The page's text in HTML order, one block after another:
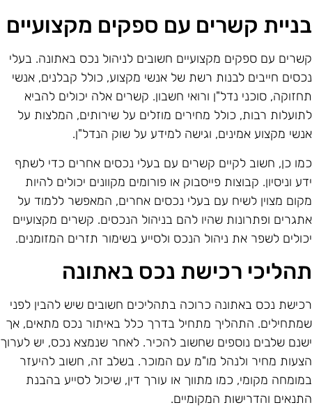
קשרים עם ספקים מקצועיים
עם ספקים מקצועיים חשובים לניהול נכס באתונה. בעלי
חייבים לבנות רשת של אנשי מקצוע, כולל קבלנים, אנשי
סוכני נדל"ן ורואי חשבון. קשרים אלה יכולים להביא
רבות, כולל מחירים מוזלים על שירותים, המלצות על
מקצוע אמינים, וגישה למידע על שוק הנדל"ן.
כן, חשוב לקיים קשרים עם בעלי נכסים אחרים כדי לשתף
וניסיון. קבוצות פייסבוק או פורומים מקוונים יכולים להיות
מצוין לשיח עם בעלי נכסים אחרים, המאפשר ללמוד על
ופתרונות שהיו להם בניהול הנכסים. קשרים מקצועיים
לשפר את ניהול הנכס ולסייע בשימור תזרים המזומנים.
רכישת נכס באתונה
נכס באתונה כרוכה בתהליכים חשובים שיש להבין לפני
התהליך מתחיל בדרך כלל באיתור נכס מתאים, אך
שלבים נוספים שחשוב להכיר. לאחר שנמצא נכס, יש לערוך
מחיר ולנהל מו"מ עם המוכר. בשלב זה, חשוב להיעזר
מקומי, כמו מתווך או עורך דין, שיכול לסייע בהבנת
והדרישות המקומיים.